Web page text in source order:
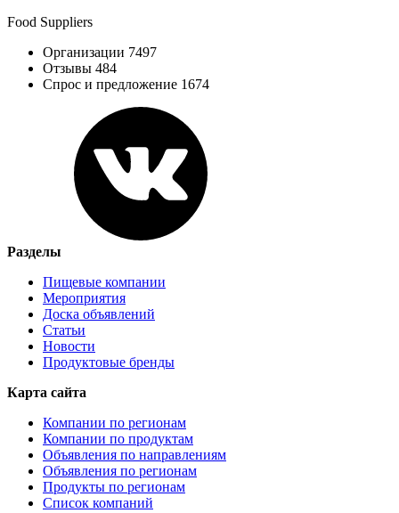
Food Suppliers
Организации 7497
Отзывы 484
Спрос и предложение 1674
Разделы
Пищевые компании
Мероприятия
Доска объявлений
Статьи
Новости
Продуктовые бренды
Карта сайта
Компании по регионам
Компании по продуктам
Объявления по направлениям
Объявления по регионам
Продукты по регионам
Список компаний